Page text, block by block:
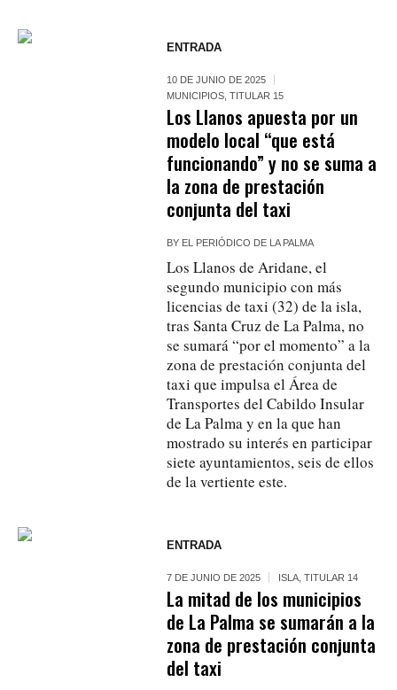
ENTRADA
10 DE JUNIO DE 2025
MUNICIPIOS ,TITULAR 15
Los Llanos apuesta por un
modelo local “que está
funcionando” y no se suma a
la zona de prestación
conjunta del taxi
BY EL PERIÓDICO DE LA PALMA
Los Llanos de Aridane, el
segundo municipio con más
licencias de taxi (32) de la isla,
tras Santa Cruz de La Palma, no
se sumará “por el momento” a la
zona de prestación conjunta del
taxi que impulsa el Área de
Transportes del Cabildo Insular
de La Palma y en la que han
mostrado su interés en participar
siete ayuntamientos, seis de ellos
de la vertiente este.
ENTRADA
7 DE JUNIO DE 2025 ISLA ,TITULAR 14
La mitad de los municipios
de La Palma se sumarán a la
zona de prestación conjunta
del taxi